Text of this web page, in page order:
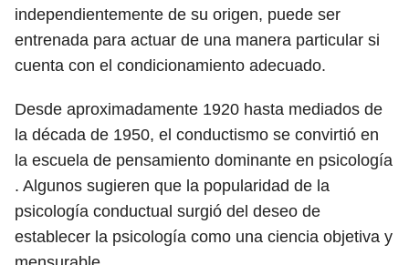
independientemente de su origen, puede ser
entrenada para actuar de una manera particular si
cuenta con el condicionamiento adecuado.
Desde aproximadamente 1920 hasta mediados de
la década de 1950, el conductismo se convirtió en
la escuela de pensamiento dominante en psicología
. Algunos sugieren que la popularidad de la
psicología conductual surgió del deseo de
establecer la psicología como una ciencia objetiva y